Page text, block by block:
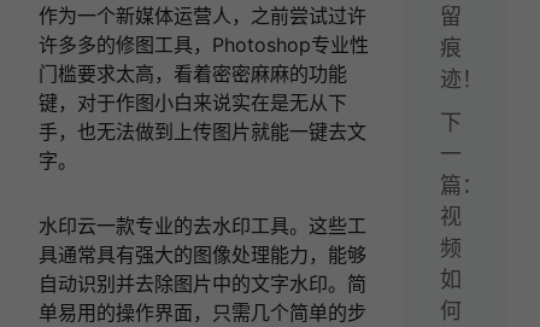
作为一个新媒体运营人，之前尝试过许
许多多的修图工具，Photoshop专业性
门槛要求太高，看着密密麻麻的功能
键，对于作图小白来说实在是无从下
手，也无法做到上传图片就能一键去文
字。
水印云一款专业的去水印工具。这些工
具通常具有强大的图像处理能力，能够
自动识别并去除图片中的文字水印。简
单易用的操作界面，只需几个简单的步
留
痕
迹！
下
一
篇：
视
频
如
何